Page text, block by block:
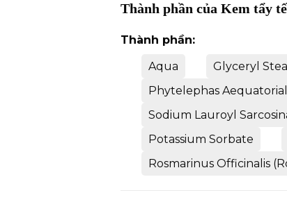
Thành phần của Kem tẩy
Thành phần:
Aqua
Glyceryl
Phytelephas
Sodium Lauroyl
Potassium Sorbate
Rosmarinus Officinalis